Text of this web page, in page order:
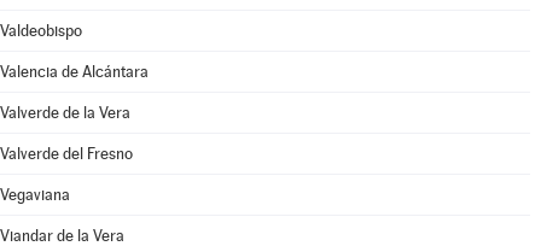
Valdeobispo
Valencia de Alcántara
Valverde de la Vera
Valverde del Fresno
Vegaviana
Viandar de la Vera